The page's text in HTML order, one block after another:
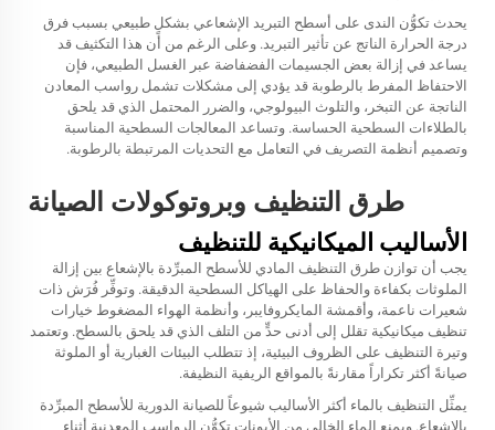
يحدث تكوُّن الندى على أسطح التبريد الإشعاعي بشكلٍ طبيعي بسبب فرق
درجة الحرارة الناتج عن تأثير التبريد. وعلى الرغم من أن هذا التكثيف قد
يساعد في إزالة بعض الجسيمات الفضفاضة عبر الغسل الطبيعي، فإن
الاحتفاظ المفرط بالرطوبة قد يؤدي إلى مشكلات تشمل رواسب المعادن
الناتجة عن التبخر، والتلوث البيولوجي، والضرر المحتمل الذي قد يلحق
بالطلاءات السطحية الحساسة. وتساعد المعالجات السطحية المناسبة
وتصميم أنظمة التصريف في التعامل مع التحديات المرتبطة بالرطوبة.
طرق التنظيف وبروتوكولات الصيانة
الأساليب الميكانيكية للتنظيف
يجب أن توازن طرق التنظيف المادي للأسطح المبرِّدة بالإشعاع بين إزالة
الملوثات بكفاءة والحفاظ على الهياكل السطحية الدقيقة. وتوفِّر فُرَش ذات
شعيرات ناعمة، وأقمشة المايكروفايبر، وأنظمة الهواء المضغوط خيارات
تنظيف ميكانيكية تقلل إلى أدنى حدٍّ من التلف الذي قد يلحق بالسطح. وتعتمد
وتيرة التنظيف على الظروف البيئية، إذ تتطلب البيئات الغبارية أو الملوثة
صيانةً أكثر تكراراً مقارنةً بالمواقع الريفية النظيفة.
يمثِّل التنظيف بالماء أكثر الأساليب شيوعاً للصيانة الدورية للأسطح المبرِّدة
بالإشعاع. ويمنع الماء الخالي من الأيونات تكوُّن الرواسب المعدنية أثناء